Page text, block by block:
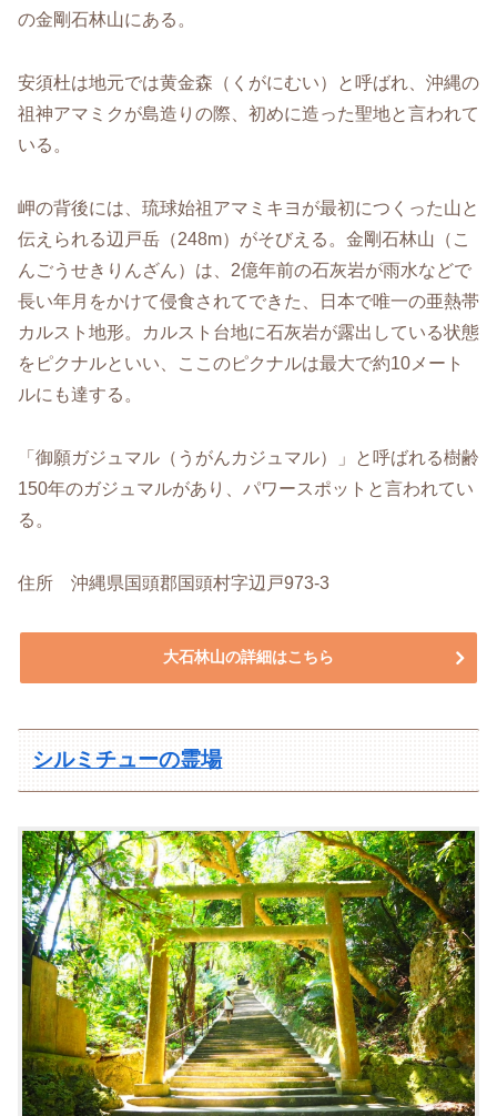
の金剛石林山にある。
安須杜は地元では黄金森（くがにむい）と呼ばれ、沖縄の
祖神アマミクが島造りの際、初めに造った聖地と言われて
いる。
岬の背後には、琉球始祖アマミキヨが最初につくった山と
伝えられる辺戸岳（248m）がそびえる。金剛石林山（こ
んごうせきりんざん）は、2億年前の石灰岩が雨水などで
長い年月をかけて侵食されてできた、日本で唯一の亜熱帯
カルスト地形。カルスト台地に石灰岩が露出している状態
をピクナルといい、ここのピクナルは最大で約10メート
ルにも達する。
「御願ガジュマル（うがんカジュマル）」と呼ばれる樹齢
150年のガジュマルがあり、パワースポットと言われてい
る。
住所 沖縄県国頭郡国頭村字辺戸973-3
大石林山の詳細はこちら
シルミチューの霊場